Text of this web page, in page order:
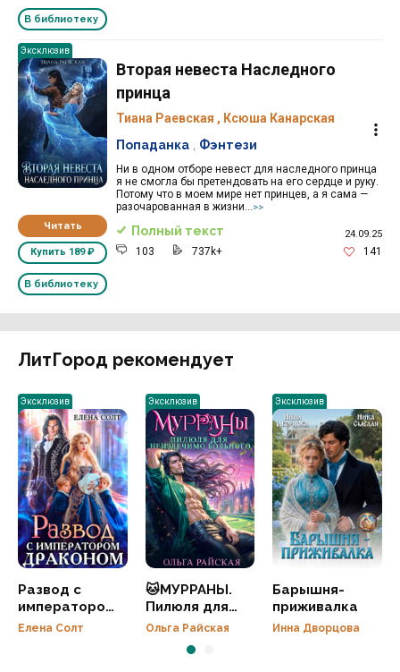
В библиотеку
Эксклюзив
Читать
Купить 189 ₽
В библиотеку
Вторая невеста Наследного
принца
Тиана Раевская , Ксюша Канарская
Ни в одном отборе невест для наследного принца
я не смогла бы претендовать на его сердце и руку.
Потому что в моем мире нет принцев, а я сама —
разочарованная в жизни...
>>
Попаданка Фэнтези
Полный текст 24.09.25
103 737k+ 141
ЛитГород рекомендует
Эксклюзив
Развод с
императором
драконом
Елена Солт
Эксклюзив
🐱МУРРАНЫ.
Пилюля для
неизлечимо
Ольга Райская
Эксклюзив
Барышня-
приживалка
Инна Дворцова